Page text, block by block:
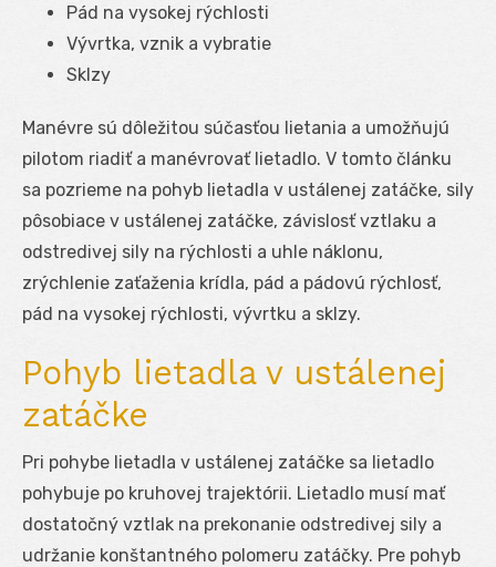
Pád na vysokej rýchlosti
Vývrtka, vznik a vybratie
Sklzy
Manévre sú dôležitou súčasťou lietania a umožňujú
pilotom riadiť a manévrovať lietadlo. V tomto článku
sa pozrieme na pohyb lietadla v ustálenej zatáčke, sily
pôsobiace v ustálenej zatáčke, závislosť vztlaku a
odstredivej sily na rýchlosti a uhle náklonu,
zrýchlenie zaťaženia krídla, pád a pádovú rýchlosť,
pád na vysokej rýchlosti, vývrtku a sklzy.
Pohyb lietadla v ustálenej
zatáčke
Pri pohybe lietadla v ustálenej zatáčke sa lietadlo
pohybuje po kruhovej trajektórii. Lietadlo musí mať
dostatočný vztlak na prekonanie odstredivej sily a
udržanie konštantného polomeru zatáčky. Pre pohyb